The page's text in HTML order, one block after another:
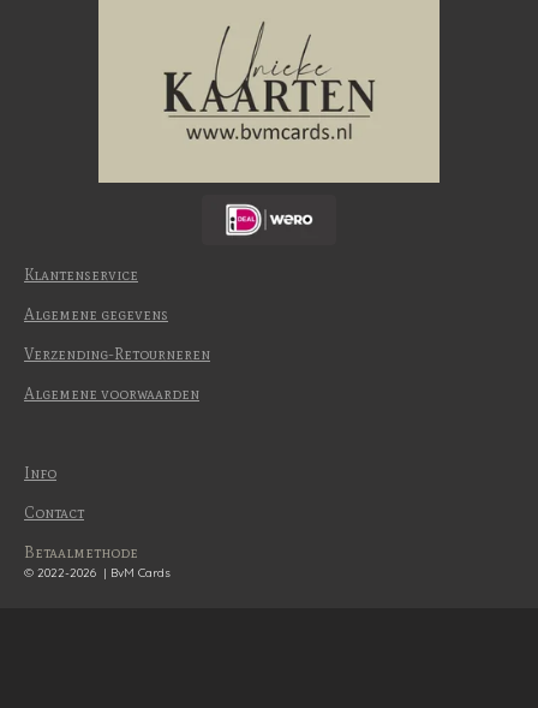
Klantenservice
Algemene gegevens
Verzending-Retourneren
Algemene voorwaarden
Info
Contact
Betaalmethode
© 2022-2026 | BvM Cards